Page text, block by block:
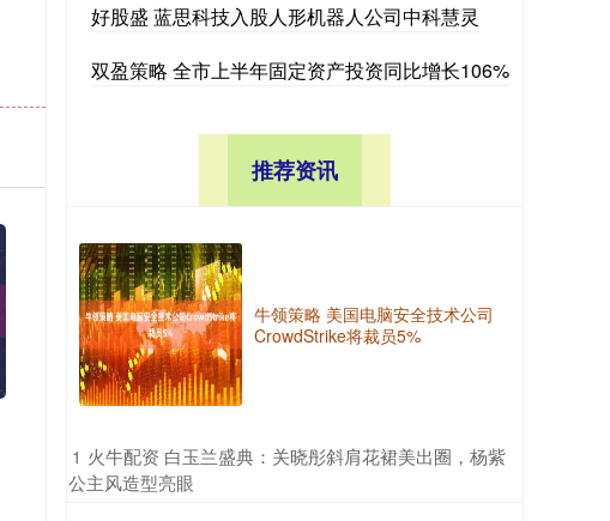
好股盛 蓝思科技入股人形机器人公司中科慧灵
双盈策略 全市上半年固定资产投资同比增长106%
推荐资讯
牛领策略 美国电脑安全技术公司
CrowdStrike将裁员5%
1 ​火牛配资 白玉兰盛典：关晓彤斜肩花裙美出圈，杨紫
公主风造型亮眼